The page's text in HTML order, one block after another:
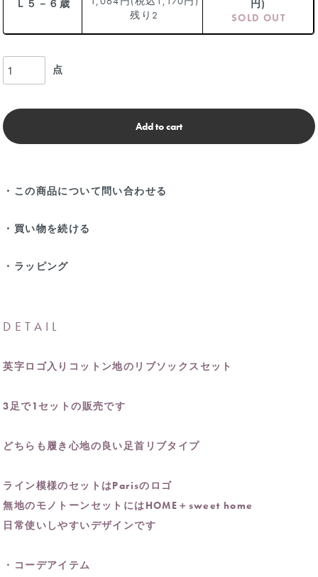
Ｌ５－６歳
残り2
円)
SOLD OUT
点
Add to cart
・この商品について問い合わせる
・買い物を続ける
・ラッピング
DETAIL
英字ロゴ入りコットン地のリブソックスセット
3足で1セットの販売です
どちらも履き心地の良い足首リブタイプ
ライン模様のセットはParisのロゴ
無地のモノトーンセットにはHOME＋sweet home
日常使いしやすいデザインです
・コーデアイテム